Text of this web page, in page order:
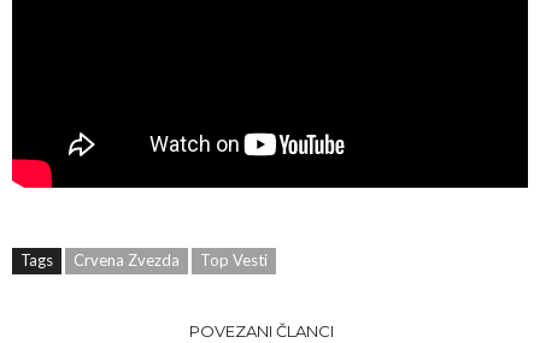
Tags Crvena Zvezda Top Vesti
POVEZANI ČLANCI